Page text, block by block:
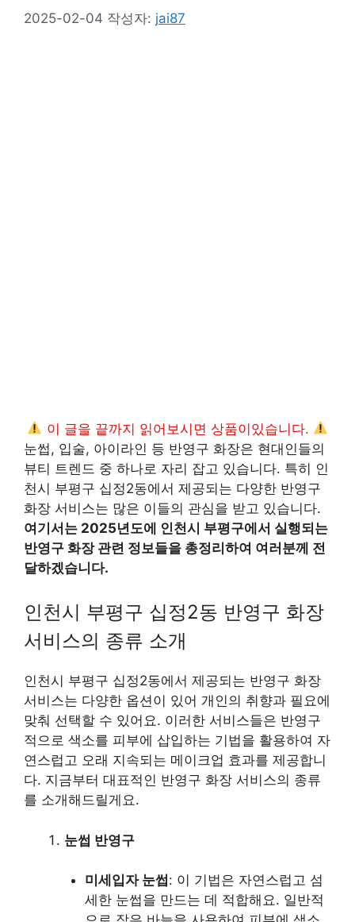
2025-02-04 작성자: jai87
이 글을 끝까지 읽어보시면 상품이있습니다.
눈썹, 입술, 아이라인 등 반영구 화장은 현대인들의
뷰티 트렌드 중 하나로 자리 잡고 있습니다. 특히 인
천시 부평구 십정2동에서 제공되는 다양한 반영구
화장 서비스는 많은 이들의 관심을 받고 있습니다.
여기서는 2025년도에 인천시 부평구에서 실행되는
반영구 화장 관련 정보들을 총정리하여 여러분께 전
달하겠습니다.
인천시 부평구 십정2동 반영구 화장
서비스의 종류 소개
인천시 부평구 십정2동에서 제공되는 반영구 화장
서비스는 다양한 옵션이 있어 개인의 취향과 필요에
맞춰 선택할 수 있어요. 이러한 서비스들은 반영구
적으로 색소를 피부에 삽입하는 기법을 활용하여 자
연스럽고 오래 지속되는 메이크업 효과를 제공합니
다. 지금부터 대표적인 반영구 화장 서비스의 종류
를 소개해드릴게요.
눈썹 반영구
미세입자 눈썹 : 이 기법은 자연스럽고 섬
세한 눈썹을 만드는 데 적합해요. 일반적